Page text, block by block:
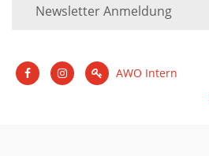
Newsletter Anmeldung
AWO Intern